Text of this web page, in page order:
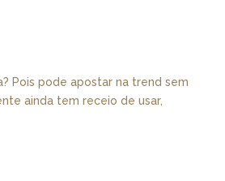
Pois pode apostar na trend sem
ainda tem receio de usar,